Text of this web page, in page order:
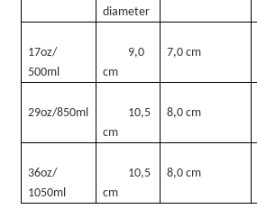
diameter
17oz/
500ml
9,0
cm
7,0 cm
29oz/850ml
10,5
cm
8,0 cm
36oz/
1050ml
10,5
cm
8,0 cm